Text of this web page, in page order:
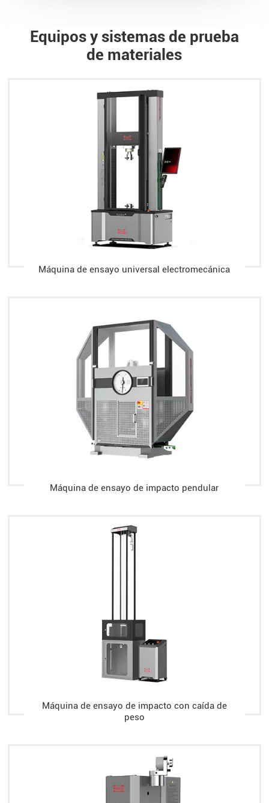
Equipos y sistemas de prueba
de materiales
Máquina de ensayo universal electromecánica
Máquina de ensayo de impacto pendular
Máquina de ensayo de impacto con caída de
peso